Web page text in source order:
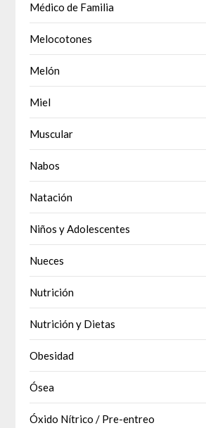
Médico de Familia
Melocotones
Melón
Miel
Muscular
Nabos
Natación
Niños y Adolescentes
Nueces
Nutrición
Nutrición y Dietas
Obesidad
Ósea
Óxido Nítrico / Pre-entreo